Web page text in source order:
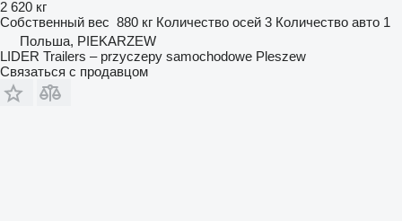
2 620 кг
Собственный вес 880 кг Количество осей 3 Количество авто 1
Польша, PIEKARZEW
LIDER Trailers – przyczepy samochodowe Pleszew
Связаться с продавцом